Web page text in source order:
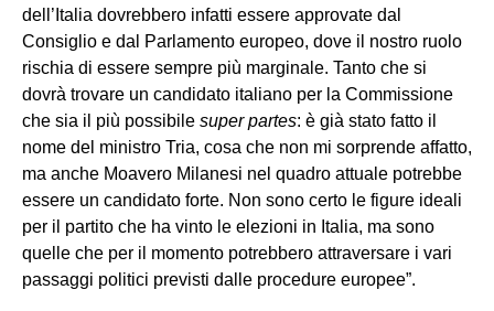
dell’Italia dovrebbero infatti essere approvate dal
Consiglio e dal Parlamento europeo, dove il nostro ruolo
rischia di essere sempre più marginale. Tanto che si
dovrà trovare un candidato italiano per la Commissione
che sia il più possibile super partes: è già stato fatto il
nome del ministro Tria, cosa che non mi sorprende affatto,
ma anche Moavero Milanesi nel quadro attuale potrebbe
essere un candidato forte. Non sono certo le figure ideali
per il partito che ha vinto le elezioni in Italia, ma sono
quelle che per il momento potrebbero attraversare i vari
passaggi politici previsti dalle procedure europee”.